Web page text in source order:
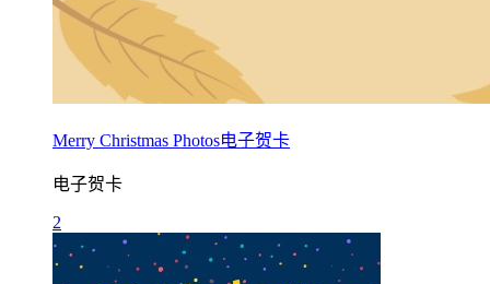
Merry Christmas Photos电子贺卡
电子贺卡
2